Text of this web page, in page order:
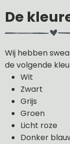
De
Wij hebben
de volgende
Wit
Zwart
Grijs
Groen
Licht roze
Donker